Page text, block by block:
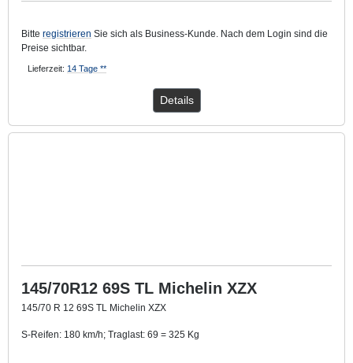
Bitte registrieren Sie sich als Business-Kunde. Nach dem Login sind die
Preise sichtbar.
Lieferzeit: 14 Tage **
Details
145/70R12 69S TL Michelin XZX
145/70 R 12 69S TL Michelin XZX
S-Reifen: 180 km/h; Traglast: 69 = 325 Kg